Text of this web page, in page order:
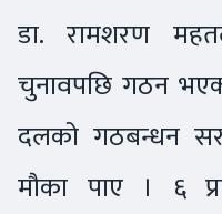
डा. रामशरण
चुनावपछि गठन
दलको गठबन्धन
मौका पाए । ६